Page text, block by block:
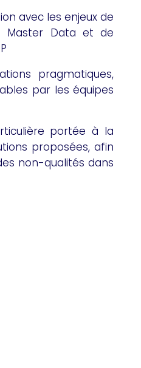
avec les enjeux de
Master Data et de
pragmatiques,
par les équipes
portée à la
proposées, afin
non-qualités dans